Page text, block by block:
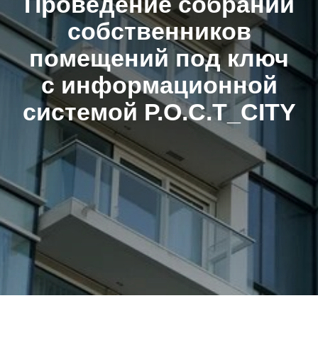
собственников
помещений под ключ
с информационной
системой Р.О.С.Т_CITY